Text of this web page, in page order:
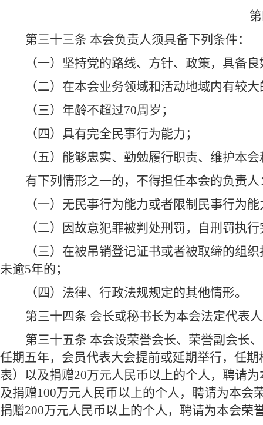
第三十三条 本会负责人须具备下列条件：
（一）坚持党的路线、方针、政策，具备
（二）在本会业务领域和活动地域内有较
（三）年龄不超过70周岁；
（四）具有完全民事行为能力；
（五）能够忠实、勤勉履行职责、维护本
有下列情形之一的，不得担任本会的负责人
（一）无民事行为能力或者限制民事行为
（二）因故意犯罪被判处刑罚，自刑罚执
（三）在被吊销登记证书或者被取缔的组
未逾5年的；
（四）法律、行政法规规定的其他情形。
第三十四条 会长或秘书长为本会法定代表
第三十五条 本会设荣誉会长、荣誉副会长
任期五年，会员代表大会提前或延期举行，任
表）以及捐赠20万元人民币以上的个人，聘请
及捐赠100万元人民币以上的个人，聘请为本会
捐赠200万元人民币以上的个人，聘请为本会荣